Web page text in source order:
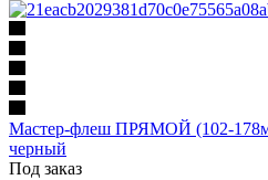
Мастер-флеш ПРЯМОЙ (102-
черный
Под заказ